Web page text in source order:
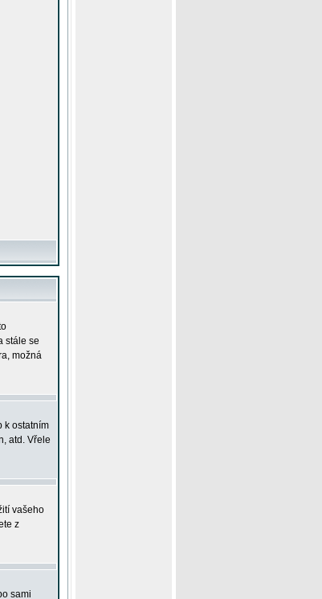
stále se
možná
k ostatním
atd. Vřele
vašeho
z
sami